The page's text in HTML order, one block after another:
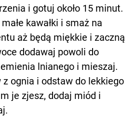
i gotuj około 15 minut.
kawałki i smaż na
aż będą miękkie i zaczną
dodawaj powoli do
lnianego i mieszaj.
z ognia i odstaw do lekkiego
je zjesz, dodaj miód i